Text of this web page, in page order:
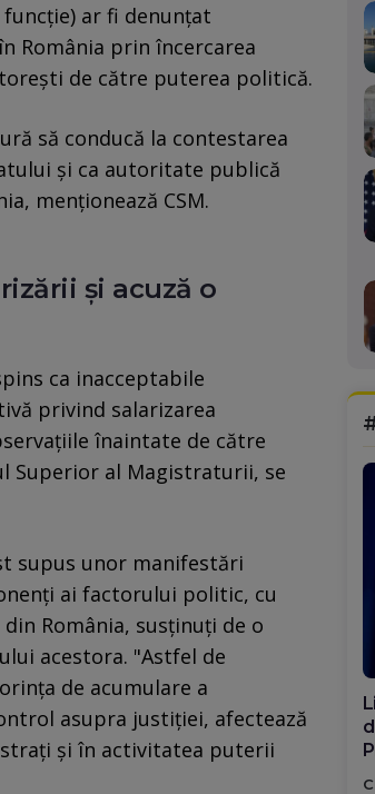
ar fi denunţat
România prin încercarea
de către puterea politică.
să conducă la contestarea
și ca autoritate publică
menționează CSM.
și acuză o
ca inacceptabile
privind salarizarea
înaintate de către
Superior al Magistraturii, se
supus unor manifestări
ai factorului politic, cu
România, susținuți de o
acestora. "Astfel de
de acumulare a
asupra justiției, afectează
și în activitatea puterii